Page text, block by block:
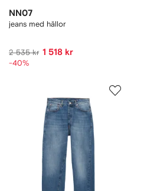
NN07
jeans med hällor
2 535 kr 1 518 kr
-40%